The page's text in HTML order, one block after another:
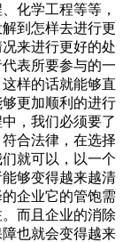
化学工程等等，
到怎样去进行更
来进行更好的处
表所要参与的一
样的话就能够直
更加顺利的进行
，我们必须要了
合法律，在选择
就可以，以一个
够变得越来越清
企业它的管饱需
而且企业的消除
也就会变得越来